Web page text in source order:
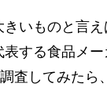
いものと言
する食品メ
査してみたら